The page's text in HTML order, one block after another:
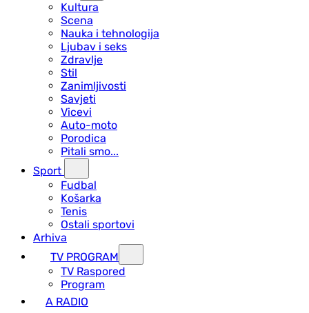
Kultura
Scena
Nauka i tehnologija
Ljubav i seks
Zdravlje
Stil
Zanimljivosti
Savjeti
Vicevi
Auto-moto
Porodica
Pitali smo...
Sport
Fudbal
Košarka
Tenis
Ostali sportovi
Arhiva
TV PROGRAM
ТV Raspored
Program
A RADIO